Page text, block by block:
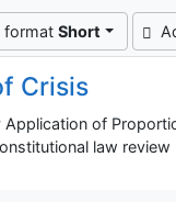
format Short
Crisis
of
law